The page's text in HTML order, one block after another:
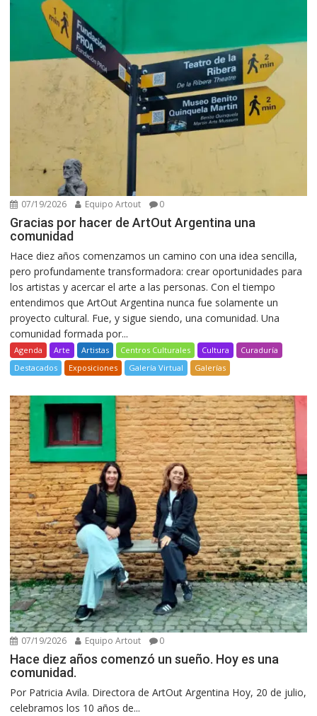
07/19/2026 Equipo Artout 0
Gracias por hacer de ArtOut Argentina una
comunidad
Hace diez años comenzamos un camino con una idea sencilla,
pero profundamente transformadora: crear oportunidades para
los artistas y acercar el arte a las personas. Con el tiempo
entendimos que ArtOut Argentina nunca fue solamente un
proyecto cultural. Fue, y sigue siendo, una comunidad. Una
comunidad formada por...
Agenda Arte Artistas Centros Culturales Cultura
Curaduría
Destacados
Exposiciones Galería Virtual Galerías
07/19/2026 Equipo Artout 0
Hace diez años comenzó un sueño. Hoy es una
comunidad.
Por Patricia Avila. Directora de ArtOut Argentina Hoy, 20 de julio,
celebramos los 10 años de...